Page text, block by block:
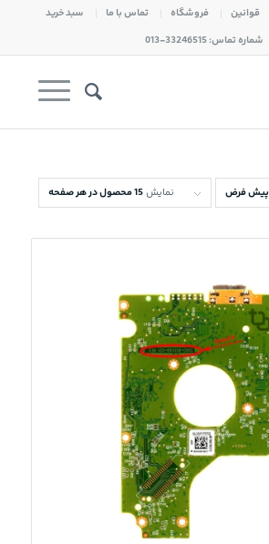
قوانین فروشگاه تماس با ما
سبد خرید
شماره تماس: 33246515-013
پیش فرض نمایش 15 محصول در هر صفحه